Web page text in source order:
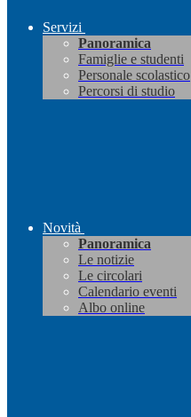
Servizi
Panoramica
Famiglie e studenti
Personale scolastico
Percorsi di studio
Novità
Panoramica
Le notizie
Le circolari
Calendario eventi
Albo online